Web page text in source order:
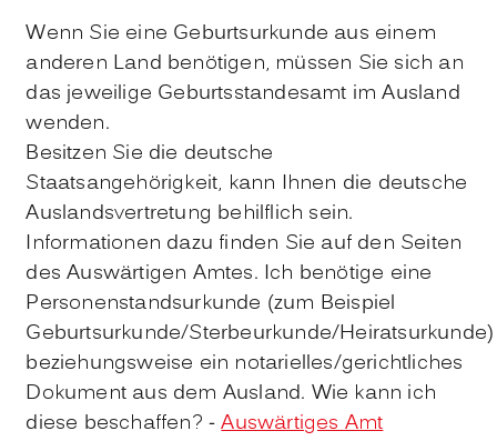
Wenn Sie eine Geburtsurkunde aus einem
anderen Land benötigen, müssen Sie sich an
das jeweilige Geburtsstandesamt im Ausland
wenden.
Besitzen Sie die deutsche
Staatsangehörigkeit, kann Ihnen die deutsche
Auslandsvertretung behilflich sein.
Informationen dazu finden Sie auf den Seiten
des Auswärtigen Amtes. Ich benötige eine
Personenstandsurkunde (zum Beispiel
Geburtsurkunde/Sterbeurkunde/Heiratsurkunde)
beziehungsweise ein notarielles/gerichtliches
Dokument aus dem Ausland. Wie kann ich
diese beschaffen? -Auswärtiges Amt